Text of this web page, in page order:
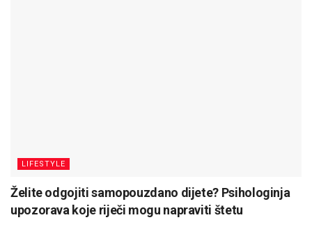
LIFESTYLE
Želite odgojiti samopouzdano dijete? Psihologinja
upozorava koje riječi mogu napraviti štetu